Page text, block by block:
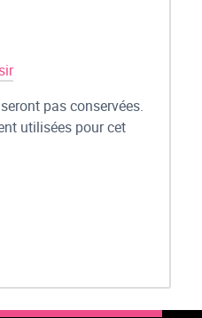
pas conservées.
utilisées pour cet